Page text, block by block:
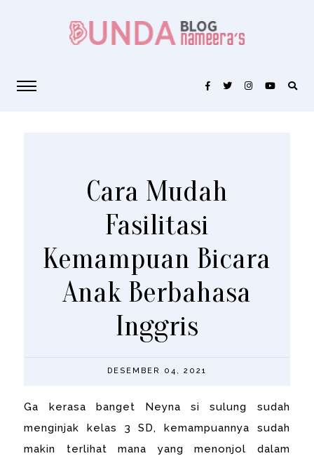
DESEMBER 04, 2021
Cara Mudah
Fasilitasi
Kemampuan Bicara
Anak Berbahasa
Inggris
Ga kerasa banget Neyna si sulung sudah
menginjak kelas 3 SD, kemampuannya sudah
makin terlihat mana yang menonjol dalam